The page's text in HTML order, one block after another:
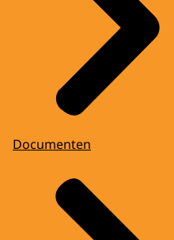
Documenten